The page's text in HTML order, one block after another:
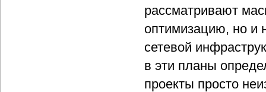
рассматривают
оптимизацию, но и
сетевой
в эти планы
проекты просто